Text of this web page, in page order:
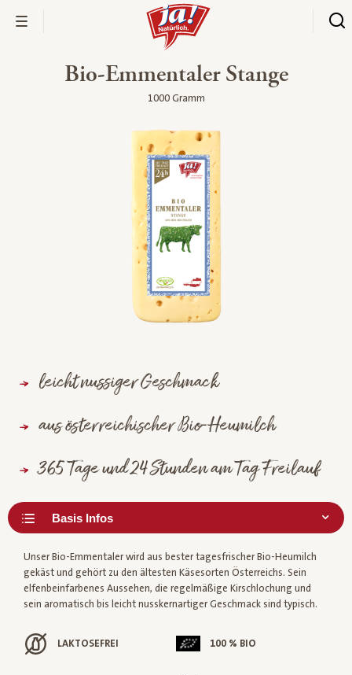
Bio-Emmentaler Stange
1000 Gramm
leicht nussiger Geschmack
aus österreichischer Bio-Heumilch
365 Tage und 24 Stunden am Tag Freilauf
Unser Bio-Emmentaler wird aus bester tagesfrischer Bio-Heumilch
gekäst und gehört zu den ältesten Käsesorten Österreichs. Sein
elfenbeinfarbenes Aussehen, die regelmäßige Kirschlochung und
sein aromatisch bis leicht nusskernartiger Geschmack sind typisch.
LAKTOSEFREI 100 % BIO